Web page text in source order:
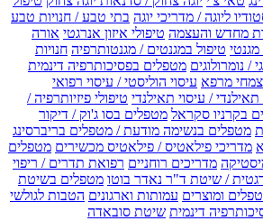
ליוגה / מדריכי יוגה בתי טבע / חנויות טבע
מחדש והעצמה טיפולי איזון אנרגטי אורה
טיפול במגנטים / מגנטותרפיה חנויות
/ נומרולוגים מטפלים בפסיכותרפיה דינמית
מרפא עיסוי הוליסטי / עיסוי רפואי
/ עיסוי תאילנדי טיפולי פיזיותרפיה /
בקרניו סקראל מטפלים בסו ג'וק / דיקור
מטפלים בנשימה מודעת / מטפלים בריברסינג
מדריכי פילאטיס / פילאטיס מכשירים מטפלים
מדריכים רוחניים רפואת תדרים / ריפוי
/ שיטת ד"ר נאדר בוטו מטפלים בשיטת
ומוצרים עמותות וארגונים הטבות לגולשי
דינמית שיטת סובאדה